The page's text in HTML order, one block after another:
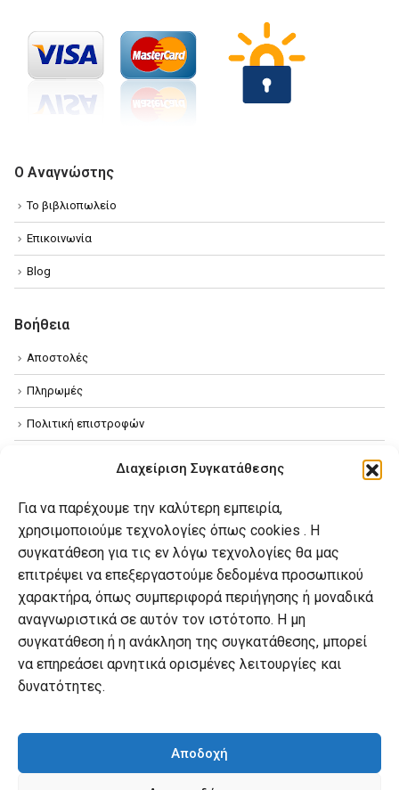
Διαχείριση Συγκατάθεσης
Για να παρέχουμε την καλύτερη εμπειρία,
χρησιμοποιούμε τεχνολογίες όπως cookies . Η
συγκατάθεση για τις εν λόγω τεχνολογίες θα μας
επιτρέψει να επεξεργαστούμε δεδομένα προσωπικού
χαρακτήρα, όπως συμπεριφορά περιήγησης ή μοναδικά
αναγνωριστικά σε αυτόν τον ιστότοπο. Η μη
συγκατάθεση ή η ανάκληση της συγκατάθεσης, μπορεί
να επηρεάσει αρνητικά ορισμένες λειτουργίες και
δυνατότητες.
Αποδοχή
Ο Αναγνώστης
Το βιβλιοπωλείο
Επικοινωνία
Blog
Βοήθεια
Αποστολές
Πληρωμές
Πολιτική επιστροφών
Πολιτική Cookies
Ο λογαριασμός μου
Ο λογαριασμός μου
Οι παραγγελίες μου
Λίστα επιθυμιών